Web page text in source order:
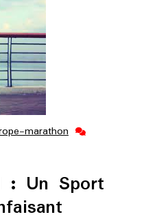
marathon ing-
: Un Sport